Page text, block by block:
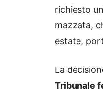
richiesto
mazzata,
estate,
La
Tribunale